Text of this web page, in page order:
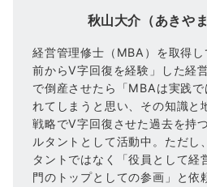
秋山大介（あきや
経営管理修士（MBA）を取得
前からV字回復を経験」した経
で倒産させたら「MBAは実践
れてしまうと思い、その知識と
戦略でV字回復させた過去を持
ルタントとして活動中。ただし
タントではなく「役員として経
門のトップとしての参画」と依